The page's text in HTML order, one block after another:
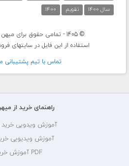
سال 1400
تقویم 1400
© 1405 - تمامی حقوق برای میهن طرح محفوظ است.
استفاده از این فایل در سایتهای
تماس با تيم پشتيبانی
راهنمای خرید از
آموزش ویدویی خرید
آموزش ویدیویی
PDF آموزش خرید